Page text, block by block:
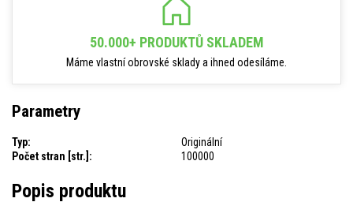
50.000+ PRODUKTŮ SKLADEM
Máme vlastní obrovské sklady a ihned odesíláme.
Parametry
Typ:
Originální
Počet stran [str.]:
100000
Popis produktu